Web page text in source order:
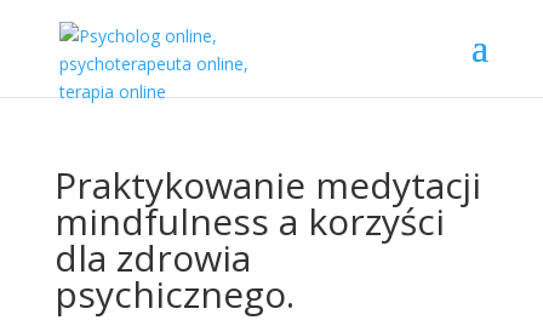
Praktykowanie medytacji
mindfulness a korzyści
dla zdrowia
psychicznego.